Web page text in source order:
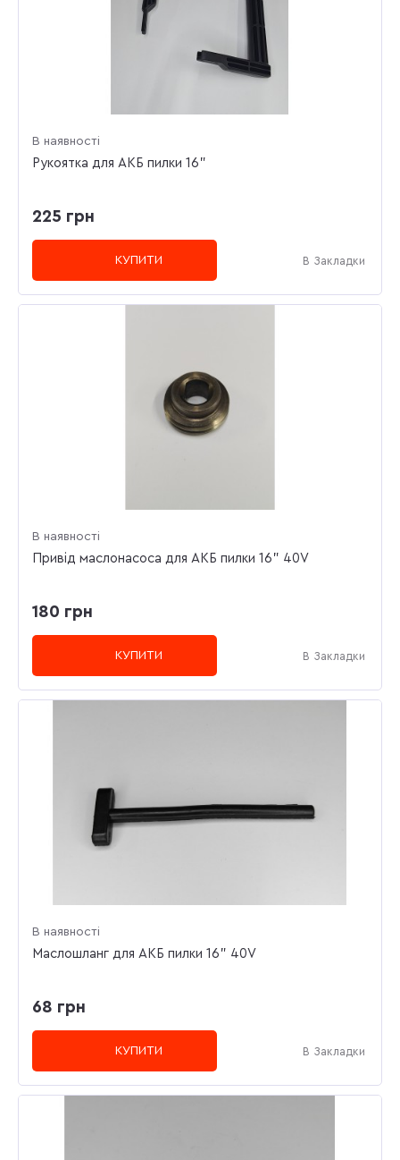
В наявності
Рукоятка для АКБ пилки 16"
225 грн
КУПИТИ В Закладки
В наявності
Привід маслонасоса для АКБ пилки 16" 40V
180 грн
КУПИТИ В Закладки
В наявності
Маслошланг для АКБ пилки 16" 40V
68 грн
КУПИТИ В Закладки